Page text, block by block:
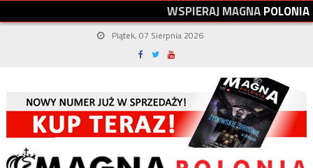
WSPIERAJMAGNAPOLONIA
Piątek, 07 Sierpnia 2026